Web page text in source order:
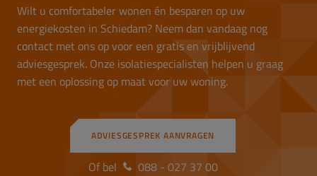
Wilt u comfortabeler wonen én besparen op uw
energiekosten in Schiedam? Neem dan vandaag nog
contact met ons op voor een gratis en vrijblijvend
adviesgesprek. Onze isolatiespecialisten helpen u graag
met een oplossing op maat voor uw woning.
ADVIESGESPREK AANVRAGEN
Of bel 088 - 027 37 00